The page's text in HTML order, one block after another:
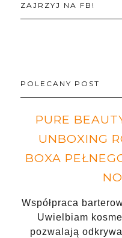
ZAJRZYJ NA FB!
POLECANY POST
PURE
UNBOXING
BOXA
Współpraca
Uwielbiam
pozwalają